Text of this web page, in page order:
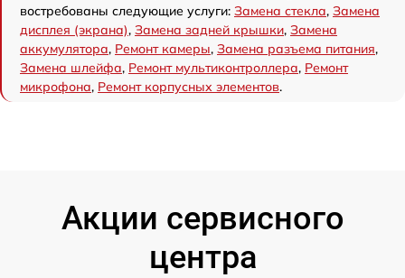
востребованы следующие услуги: Замена стекла, Замена
дисплея (экрана), Замена задней крышки, Замена
аккумулятора, Ремонт камеры, Замена разъема питания,
Замена шлейфа, Ремонт мультиконтроллера, Ремонт
микрофона, Ремонт корпусных элементов.
Акции сервисного
центра